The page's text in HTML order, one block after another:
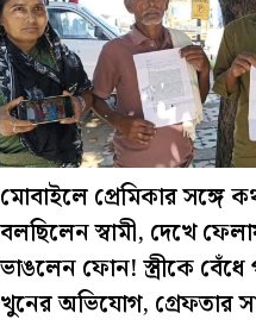
মোবাইলে প্রেমিকার সঙ্গে
বলছিলেন স্বামী, দেখে
ভাঙলেন ফোন! স্ত্রীকে বেঁধে
খুনের অভিযোগ, গ্রেফতার